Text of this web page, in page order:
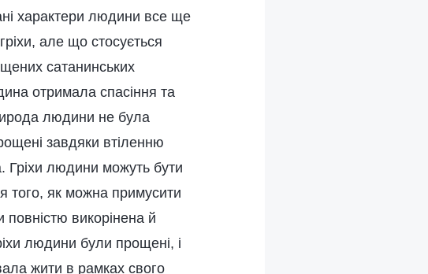
характери людини все ще
але що стосується
сатанинських
отримала спасіння та
людини не була
завдяки втіленню
Гріхи людини можуть бути
того, як можна примусити
повністю викорінена й
людини були прощені, і
жити в рамках свого